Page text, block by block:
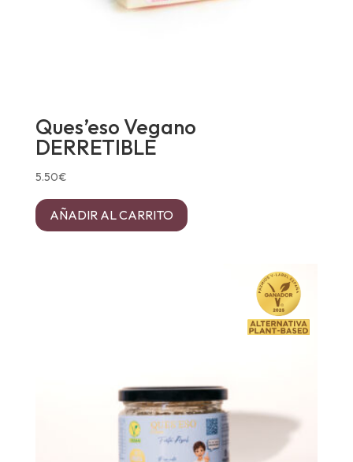
Ques’eso Vegano
DERRETIBLE
5.50€
AÑADIR AL CARRITO